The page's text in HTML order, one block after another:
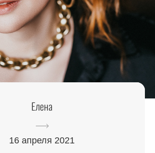
Елена
16 апреля 2021